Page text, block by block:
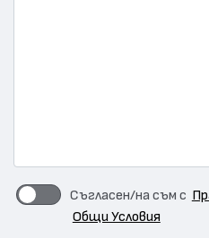
Съгласен/на съм с
Общи Условия